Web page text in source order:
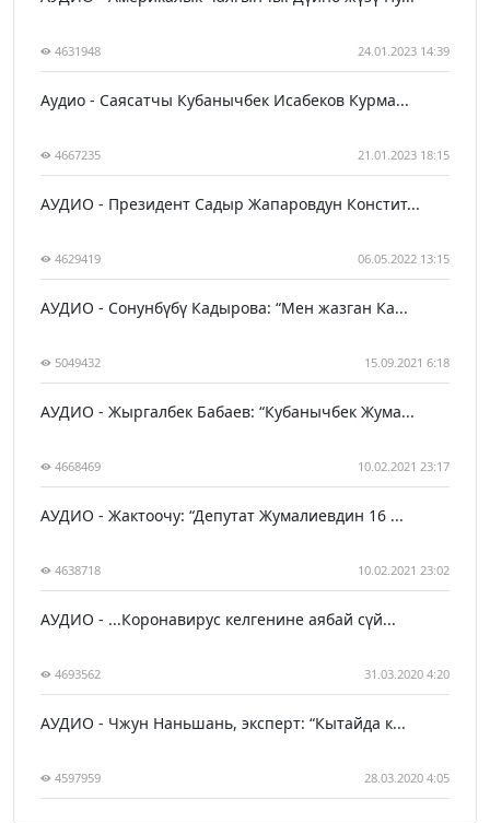
4631948 24.01.2023 14:39
Аудио - Саясатчы Кубанычбек Исабеков Курма...
4667235 21.01.2023 18:15
АУДИО - Президент Садыр Жапаровдун Констит...
4629419 06.05.2022 13:15
АУДИО - Сонунбүбү Кадырова: “Мен жазган Ка...
5049432 15.09.2021 6:18
АУДИО - Жыргалбек Бабаев: “Кубанычбек Жума...
4668469 10.02.2021 23:17
АУДИО - Жактоочу: “Депутат Жумалиевдин 16 ...
4638718 10.02.2021 23:02
АУДИО - ...Коронавирус келгенине аябай сүй...
4693562 31.03.2020 4:20
АУДИО - Чжун Наньшань, эксперт: “Кытайда к...
4597959 28.03.2020 4:05